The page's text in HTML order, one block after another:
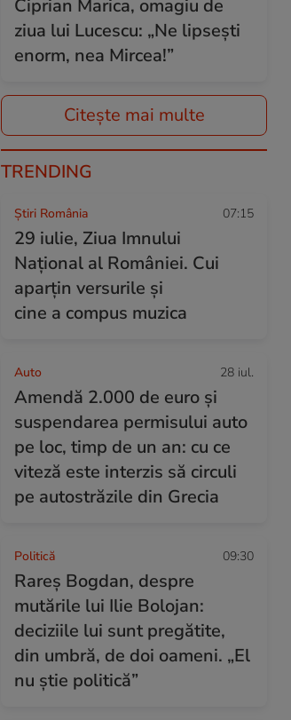
Ciprian Marica, omagiu de
ziua lui Lucescu: „Ne lipsești
enorm, nea Mircea!”
Citește mai multe
TRENDING
Știri România 07:15
29 iulie, Ziua Imnului
Național al României. Cui
aparțin versurile și
cine a compus muzica
Auto 28 iul.
Amendă 2.000 de euro și
suspendarea permisului auto
pe loc, timp de un an: cu ce
viteză este interzis să circuli
pe autostrăzile din Grecia
Politică 09:30
Rareș Bogdan, despre
mutările lui Ilie Bolojan:
deciziile lui sunt pregătite,
din umbră, de doi oameni. „El
nu știe politică”